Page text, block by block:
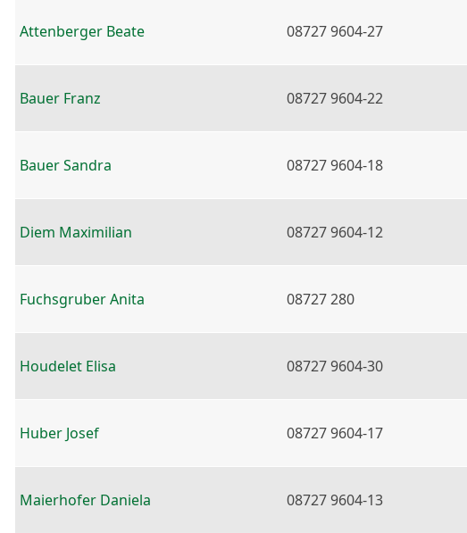
Attenberger Beate 08727 9604-27
Bauer Franz 08727 9604-22
Bauer Sandra 08727 9604-18
Diem Maximilian 08727 9604-12
Fuchsgruber Anita 08727 280
Houdelet Elisa 08727 9604-30
Huber Josef 08727 9604-17
Maierhofer Daniela 08727 9604-13